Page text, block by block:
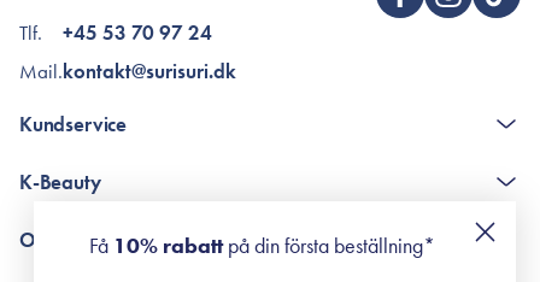
Tlf.
Mail.
+45 53 70 97 24
kontakt@surisuri.dk
Kundservice
Poängshop - frågor och svar
K-Beauty
Retinol för nybörjare
Om Surisuri
Få 10% rabattpå din första beställning*